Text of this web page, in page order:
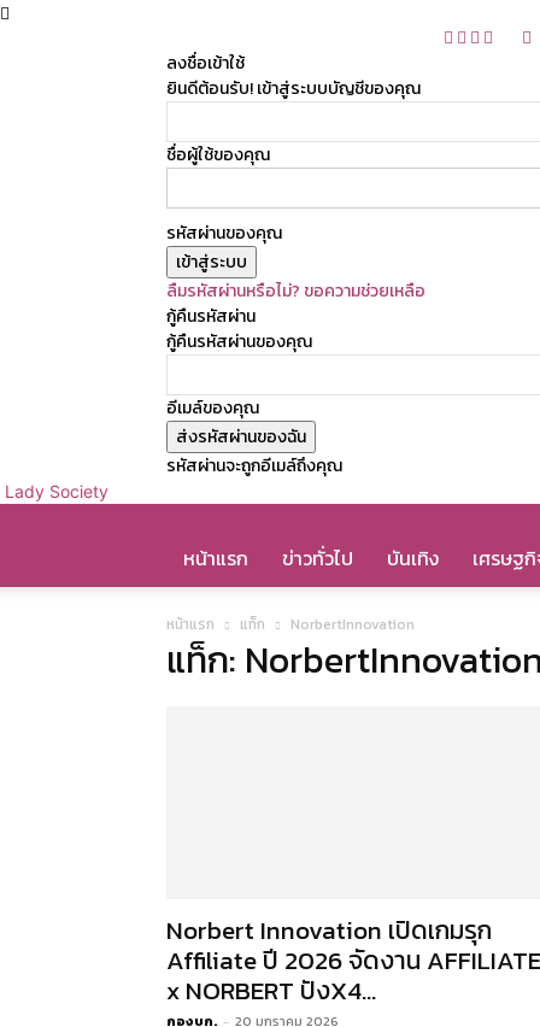
ลงชื่อเข้าใช้
ยินดีต้อนรับ! เข้าสู่ระบบบัญชีของคุณ
ชื่อผู้ใช้ของคุณ
รหัสผ่านของคุณ
ลืมรหัสผ่านหรือไม่? ขอความช่วยเหลือ
กู้คืนรหัสผ่าน
กู้คืนรหัสผ่านของคุณ
อีเมล์ของคุณ
รหัสผ่านจะถูกอีเมล์ถึงคุณ
Lady Society
หน้าแรก ข่าวทั่วไป บันเทิง เศรษฐ
หน้าแรก แท็ก NorbertInnovation
แท็ก: NorbertInnovation
Norbert Innovation เปิดเกมรุก
Affiliate ปี 2026 จัดงาน AFFILIATE
x NORBERT ปังX4...
กองบก. - 20 มกราคม 2026